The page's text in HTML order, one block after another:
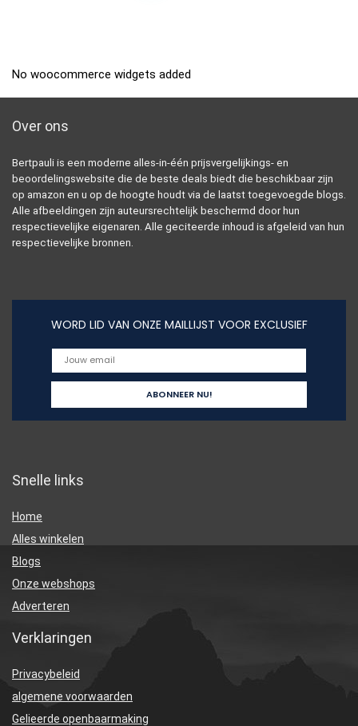
No woocommerce widgets added
Over ons
Bertpauli is een moderne alles-in-één prijsvergelijkings- en
beoordelingswebsite die de beste deals biedt die beschikbaar zijn
op amazon en u op de hoogte houdt via de laatst toegevoegde blogs.
Alle afbeeldingen zijn auteursrechtelijk beschermd door hun
respectievelijke eigenaren. Alle geciteerde inhoud is afgeleid van hun
respectievelijke bronnen.
WORD LID VAN ONZE MAILLIJST VOOR EXCLUSIEF
Snelle links
Home
Alles winkelen
Blogs
Onze webshops
Adverteren
Verklaringen
Privacybeleid
algemene voorwaarden
Gelieerde openbaarmaking